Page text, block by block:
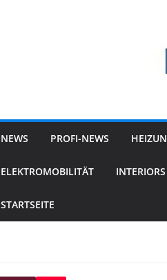
NEWS PROFI-NEWS
ELEKTROMOBILITÄT
STARTSEITE